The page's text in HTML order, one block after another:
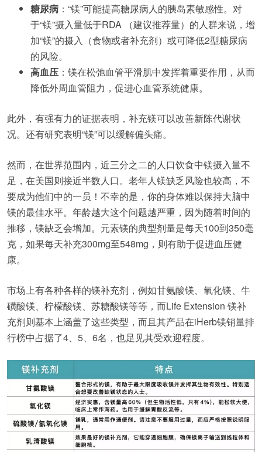
糖尿病 ：“镁”可能提高糖尿病人的胰岛素敏感性。对
于“镁”摄入量低于RDA （建议推荐量）的人群来说，增
加“镁”的摄入（食物或者补充剂）或可降低2型糖尿病
的风险。
高血压 ：镁在松弛血管平滑肌中发挥着重要作用，从而
降低外周血管阻力，促进心血管系统健康。
此外，有强有力的证据表明，补充镁可以改善新陈代谢状
况。还有研究表明“镁”可以缓解偏头痛。
然而，在世界范围内，近三分之二的人口饮食中镁摄入量不
足，在美国则接近半数人口。老年人镁缺乏风险也较高，不
要成为他们中的一员！不幸的是，你的身体难以保持大脑中
镁的最佳水平。年龄越大这个问题越严重，因为随着时间的
推移，镁缺乏会增加。元素镁的典型剂量是每天100到350毫
克，如果每天补充300mg至548mg，则有助于促进血压健
康。
市场上有各种各样的镁补充剂，例如甘氨酸镁、氧化镁、牛
磺酸镁、柠檬酸镁、苏糖酸镁等等，而Life Extension 镁补
充剂则基本上涵盖了这些类型，而且其产品在iHerb镁销量排
行榜中占据了4、5、6名，也足见其受欢迎程度。